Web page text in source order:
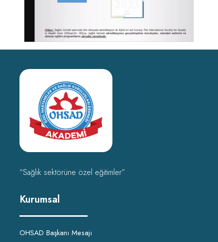
“Sağlık sektörüne özel eğitimler”
Kurumsal
OHSAD Başkanı Mesajı